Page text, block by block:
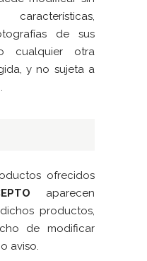
de sus
cualquier otra
y no sujeta a
ofrecidos
aparecen
productos,
de modificar
aviso.